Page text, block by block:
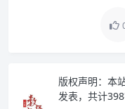
版权声明： 本
发表，共计398